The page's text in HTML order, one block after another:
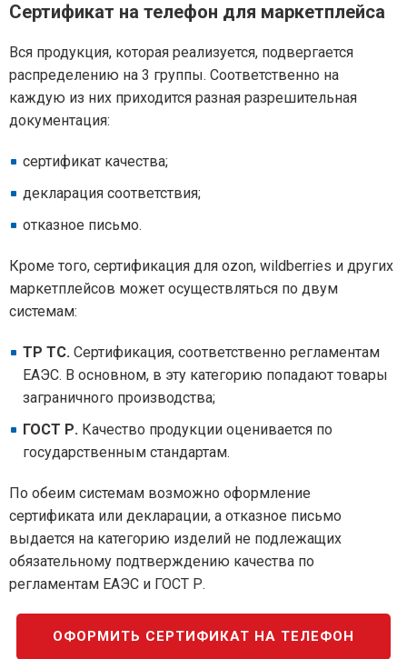
Сертификат на телефон для маркетплейса
Вся продукция, которая реализуется, подвергается
распределению на 3 группы. Соответственно на
каждую из них приходится разная разрешительная
документация:
сертификат качества;
декларация соответствия;
отказное письмо.
Кроме того, сертификация для ozon, wildberries и других
маркетплейсов может осуществляться по двум
системам:
ТР ТС. Сертификация, соответственно регламентам
ЕАЭС. В основном, в эту категорию попадают товары
заграничного производства;
ГОСТ Р. Качество продукции оценивается по
государственным стандартам.
По обеим системам возможно оформление
сертификата или декларации, а отказное письмо
выдается на категорию изделий не подлежащих
обязательному подтверждению качества по
регламентам ЕАЭС и ГОСТ Р.
ОФОРМИТЬ СЕРТИФИКАТ НА ТЕЛЕФОН